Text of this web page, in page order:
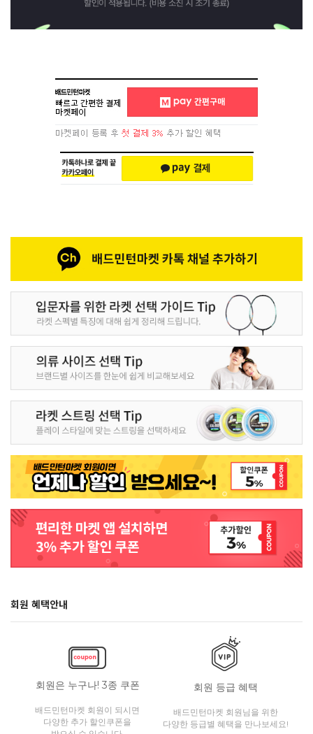
회원 혜택안내
회원은 누구나! 3종 쿠폰
배드민턴마켓 회원이 되시면
다양한 추가 할인쿠폰을
회원 등급 혜택
배드민턴마켓 회원님을 위한
다양한 등급별 혜택을 만나보세요!